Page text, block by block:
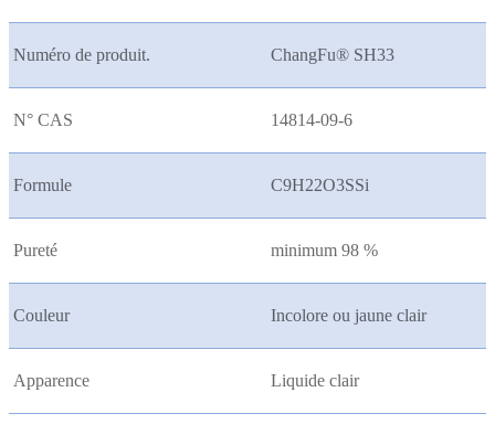
Numéro de produit. ChangFu® SH33
N° CAS 14814-09-6
Formule C9H22O3SSi
Pureté minimum 98 %
Couleur Incolore ou jaune clair
Apparence Liquide clair